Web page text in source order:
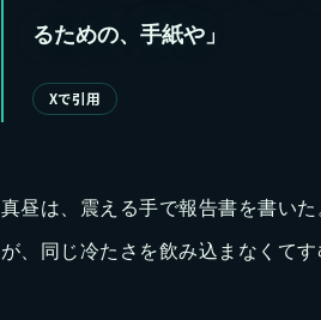
るための、手紙や」
Xで引用
真昼は、震える手で報告書を書い
が、同じ冷たさを飲み込まなくてす